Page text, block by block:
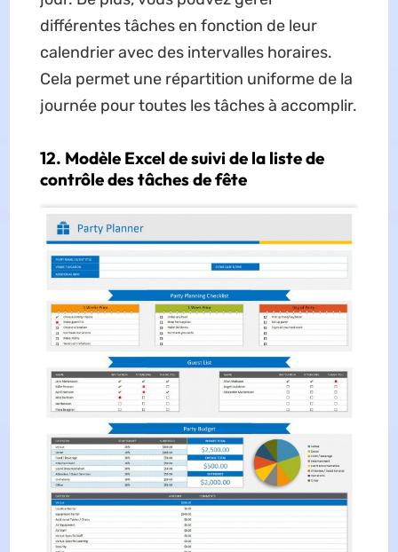
différentes tâches en fonction de leur
calendrier avec des intervalles horaires.
Cela permet une répartition uniforme de la
journée pour toutes les tâches à accomplir.
12. Modèle Excel de suivi de la liste de
contrôle des tâches de fête